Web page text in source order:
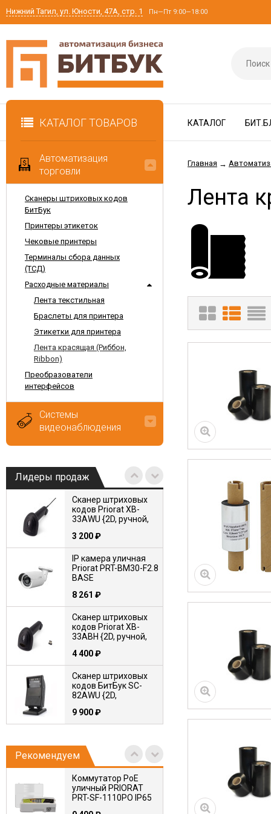
Нижний Тагил, ул. Юности, 47А, стр. 1 Пн—Пт 9:00—18:00
КАТАЛОГ ТОВАРОВ КАТАЛОГ
Главная →
Лента
Автоматизация
торговли
Сканеры штриховых кодов
БитБук
Принтеры этикеток
Чековые принтеры
Терминалы сбора данных
(ТСД)
Расходные материалы
Лента текстильная
Браслеты для принтера
Этикетки для принтера
Лента красящая (Риббон,
Ribbon)
Преобразователи
интерфейсов
Системы
видеонаблюдения
Лидеры продаж
Сканер штриховых
кодов Priorat XB-
33AWU {2D, ручной,
HID+USB-VCOM}
3 200₽
IP камера уличная
Priorat PRT-BM30-F2.8
BASE
8 261 ₽
Сканер штриховых
кодов Priorat XB-
33ABH {2D, ручной,
HID+USB-VCOM}
4 400₽
Сканер штриховых
кодов БитБук SC-
82AWU {2D,
проводной, USB-
HID+USB-VCOM}
9 900₽
PRIORAT PRT-SG-
1226P
32 120₽
IP камера купольная
антивандальная
Рекомендуем
Коммутатор PoE
уличный PRIORAT
PRT-SF-1110PO IP65